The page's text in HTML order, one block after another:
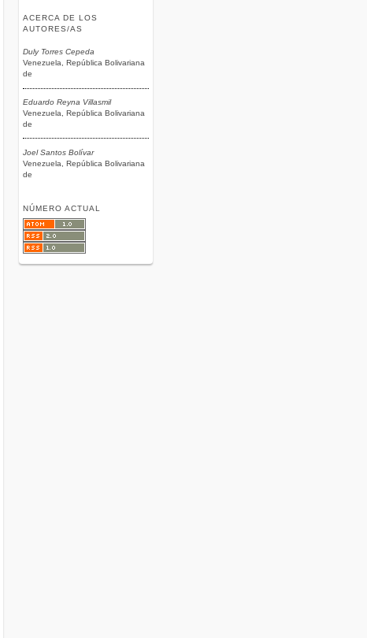
ACERCA DE LOS
AUTORES/AS
Duly Torres Cepeda
Venezuela, República Bolivariana
de
Eduardo Reyna Villasmil
Venezuela, República Bolivariana
de
Joel Santos Bolívar
Venezuela, República Bolivariana
de
NÚMERO ACTUAL